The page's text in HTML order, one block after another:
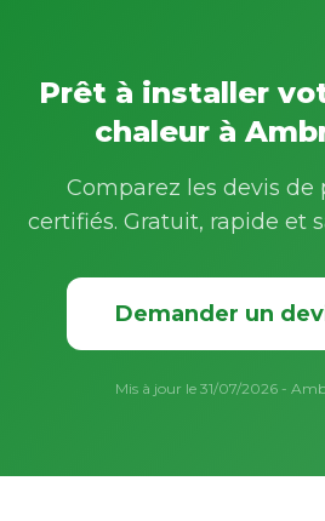
Prêt à installer
chaleur à
Comparez les devis de
certifiés. Gratuit, rapide et
Demander un
Mis à jour le 31/07/2026 -